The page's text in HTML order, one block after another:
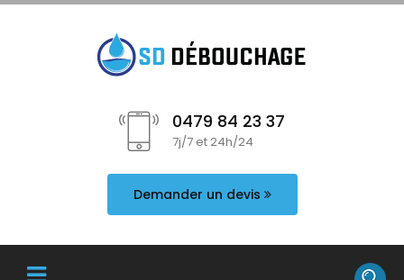
0479 84 23 37
7j/7 et 24h/24
Demander un devis